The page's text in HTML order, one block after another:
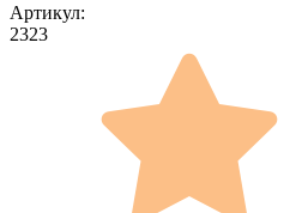
Артикул:
2323